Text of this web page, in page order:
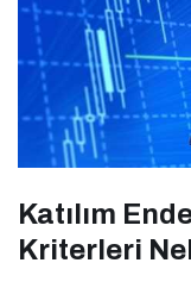
Katılım
Kriterleri